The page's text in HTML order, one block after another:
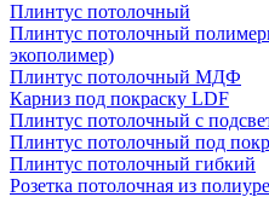
Плинтус потолочный
Плинтус потолочный
экополимер)
Плинтус потолочный МДФ
Карниз под покраску LDF
Плинтус потолочный с
Плинтус потолочный под
Плинтус потолочный гибкий
Розетка потолочная из